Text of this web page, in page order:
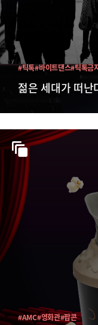
젊은 세대가 떠
#틱톡#바이트댄스#틱톡금
#AMC#영화관#팝콘